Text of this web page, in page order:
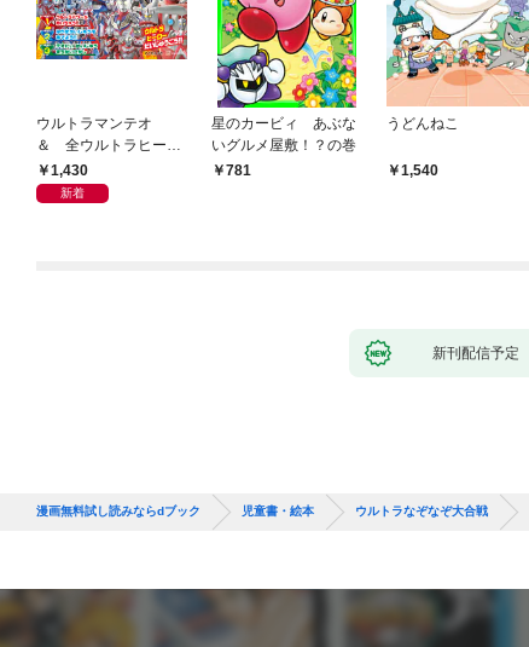
ウルトラマンテオ
＆ 全ウルトラヒーロ
ー大集合 あそべるず
かん
1,430
新着
星のカービィ あぶな
いグルメ屋敷！？の巻
781
うどんねこ
1,540
新刊配信予定
漫画無料試し読みならdブック 児童書・絵本 ウルトラなぞなぞ大合戦